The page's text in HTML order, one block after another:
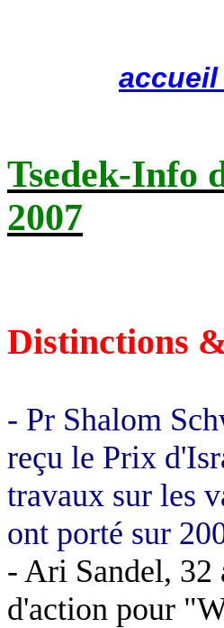
accueil
Tsedek-Info
2007
Distinctions
- Pr Shalom
reçu le Prix
travaux sur les
ont porté sur
- Ari Sandel, 32
d'action pour